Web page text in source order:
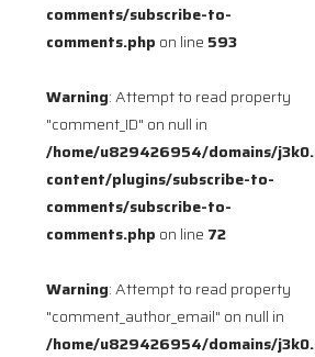
comments/subscribe-to-
comments.php on line 593
Warning: Attempt to read property
"comment_ID" on null in
/home/u829426954/domains/
content/plugins/subscribe-to-
comments/subscribe-to-
comments.php on line 72
Warning: Attempt to read property
"comment_author_email" on null in
/home/u829426954/domains/